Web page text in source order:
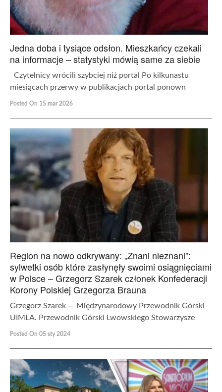
Jedna doba i tysiące odsłon. Mieszkańcy czekali
na informacje – statystyki mówią same za siebie
Czytelnicy wrócili szybciej niż portal Po kilkunastu
miesiącach przerwy w publikacjach portal ponown
Posted On 15 mar 2026
Region na nowo odkrywany: „Znani nieznani”:
sylwetki osób które zasłynęły swoimi osiągnięciami
w Polsce – Grzegorz Szarek członek Konfederacji
Korony Polskiej Grzegorza Brauna
Grzegorz Szarek — Międzynarodowy Przewodnik Górski
UIMLA. Przewodnik Górski Lwowskiego Stowarzysze
Posted On 05 sty 2024